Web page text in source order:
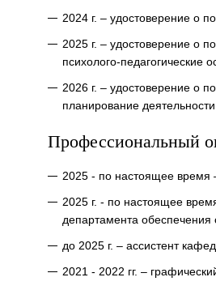
2024 г. – удостоверение о
2025 г. – удостоверение о
психолого-педагогические
2026 г. – удостоверение о
планирование
Профессиональный
2025 - по настоящее
2025 г. - по настоящее
департамента
до 2025 г. – ассистент
2021 - 2022 гг. –